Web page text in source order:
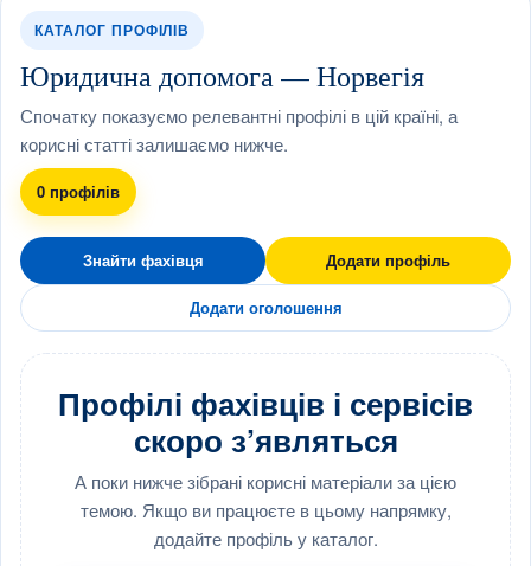
КАТАЛОГ ПРОФІЛІВ
Юридична допомога — Норвегія
Спочатку показуємо релевантні профілі в цій країні, а
корисні статті залишаємо нижче.
0 профілів
Знайти фахівця Додати профіль
Додати оголошення
Профілі фахівців і сервісів
скоро з’являться
А поки нижче зібрані корисні матеріали за цією
темою. Якщо ви працюєте в цьому напрямку,
додайте профіль у каталог.